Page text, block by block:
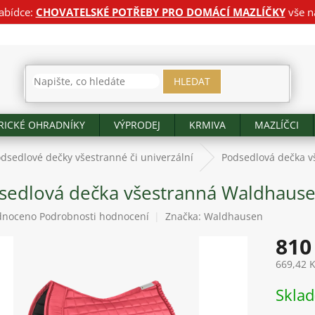
CHOVATELSKÉ POTŘEBY PRO DOMÁCÍ MAZLÍČKYvše
HLEDAT
OHRADNÍKY VÝPRODEJ KRMIVA MAZLÍČCI
dečky všestranné či univerzální Podsedlová dečka
dečka všestranná
Podrobnosti hodnocení Značka: Waldhausen
669,42
cena: